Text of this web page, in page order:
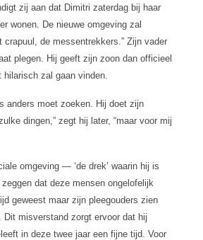
zij aan dat Dimitri zaterdag bij haar
wonen. De nieuwe omgeving zal
de messentrekkers.” Zijn vader
plegen. Hij geeft zijn zoon dan officieel
hilarisch zal gaan vinden.
anders moet zoeken. Hij doet zijn
dingen,” zegt hij later, “maar voor mij
omgeving — ‘de drek’ waarin hij is
dat deze mensen ongelofelijk
geweest maar zijn pleegouders zien
misverstand zorgt ervoor dat hij
in deze twee jaar een fijne tijd. Voor